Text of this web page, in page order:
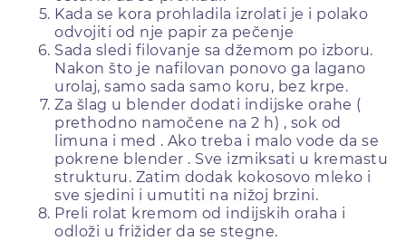
Kada se kora prohladila izrolati je i polako
odvojiti od nje papir za pečenje
Sada sledi filovanje sa džemom po izboru.
Nakon što je nafilovan ponovo ga lagano
urolaj, samo sada samo koru, bez krpe.
Za šlag u blender dodati indijske orahe (
prethodno namočene na 2 h) , sok od
limuna i med . Ako treba i malo vode da se
pokrene blender . Sve izmiksati u kremastu
strukturu. Zatim dodak kokosovo mleko i
sve sjedini i umutiti na nižoj brzini.
Preli rolat kremom od indijskih oraha i
odloži u frižider da se stegne.